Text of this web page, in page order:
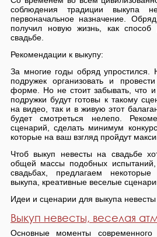
соблюдения традиции выкупа
первоначальное назначение.
получил новую жизнь, как способ
свадьбе.
Рекомендации к выкупу:
За многие годы обряд упростился.
подружек организовать и
форме. Но не стоит забывать, что
подружки будут готовы к такому
на видео, так и в живую этот
будет смотреться нелепо.
сценарий, сделать минимум
которые на ваш взгляд пройдут
Чтоб выкуп невесты на свадьбе
общей массы подобных
свадьбах, предлагаем
выкупа, креативные веселые
Идеи и сценарии для выкупа
Выкуп невесты, веселая
Основные моменты